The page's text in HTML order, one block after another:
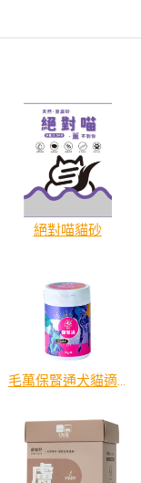
絕對喵貓砂
毛萬保腎通犬貓適用